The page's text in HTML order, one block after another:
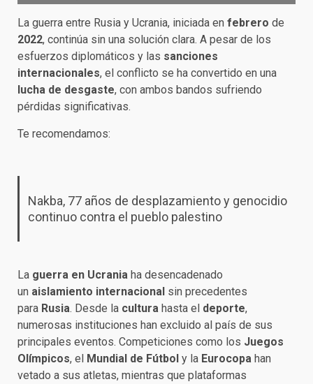
La guerra entre Rusia y Ucrania, iniciada en febrero de
2022, continúa sin una solución clara. A pesar de los
esfuerzos diplomáticos y las sanciones
internacionales, el conflicto se ha convertido en una
lucha de desgaste, con ambos bandos sufriendo
pérdidas significativas.
Te recomendamos:
Nakba, 77 años de desplazamiento y genocidio
continuo contra el pueblo palestino
La guerra en Ucrania ha desencadenado
un aislamiento internacional sin precedentes
para Rusia. Desde la cultura hasta el deporte,
numerosas instituciones han excluido al país de sus
principales eventos. Competiciones como los Juegos
Olímpicos, el Mundial de Fútbol y la Eurocopa han
vetado a sus atletas, mientras que plataformas